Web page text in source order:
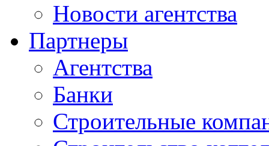
Новости агентства
Партнеры
Агентства
Банки
Строительные